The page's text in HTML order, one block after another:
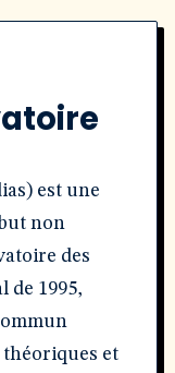
est une
non
des
de 1995,
et